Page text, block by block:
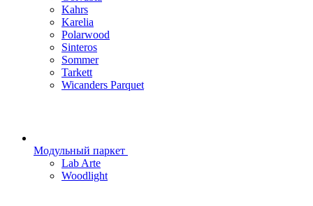
Kahrs
Karelia
Polarwood
Sinteros
Sommer
Tarkett
Wicanders Parquet
Модульный паркет
Lab Arte
Woodlight